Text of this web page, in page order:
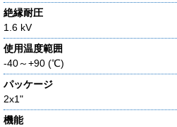
絶縁耐圧
1.6 kV
使用温度範囲
-40～+90 (℃)
パッケージ
2x1"
機能